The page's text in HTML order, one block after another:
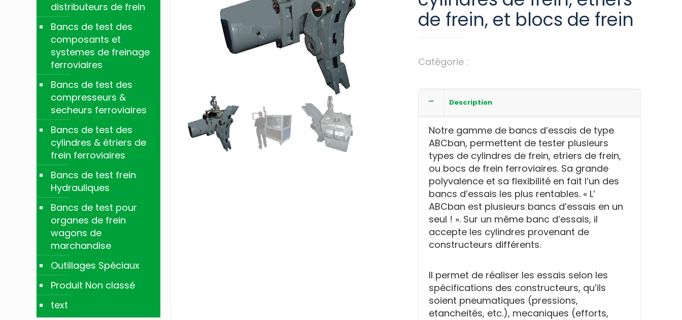
de frein, et blocs de frein
Catégorie :
Description
Notre gamme de bancs d’essais de type
ABCban, permettent de tester plusieurs
types de cylindres de frein, etriers de frein,
ou bocs de frein ferroviaires. Sa grande
polyvalence et sa flexibilité en fait l’un des
bancs d’essais les plus rentables. « L’
ABCban est plusieurs bancs d’essais en un
seul ! ». Sur un même banc d’essais, il
accepte les cylindres provenant de
constructeurs différents.
Il permet de réaliser les essais selon les
spécifications des constructeurs, qu’ils
soient pneumatiques (pressions,
etancheités, etc.), mecaniques (efforts,
distributeurs de frein
Bancs de test des
composants et
systemes de freinage
ferroviaires
Bancs de test des
compresseurs &
secheurs ferroviaires
Bancs de test des
cylindres & étriers de
frein ferroviaires
Bancs de test frein
Hydrauliques
Bancs de test pour
organes de frein
wagons de
marchandise
Outillages Spéciaux
Produit Non classé
text